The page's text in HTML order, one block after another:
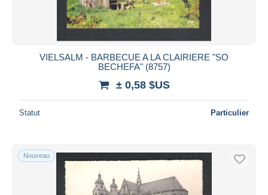
VIELSALM - BARBECUE A LA CLAIRIERE "SO
BECHEFA" (8757)
± 0,58 $US
Statut Particulier
Nouveau